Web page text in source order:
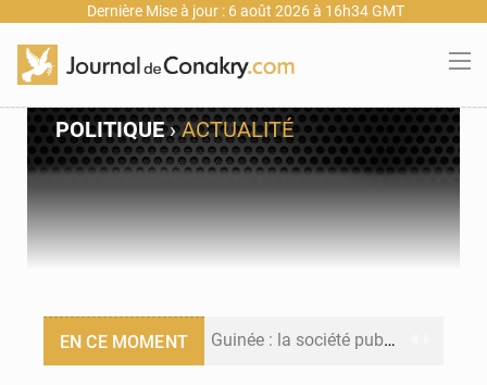
Dernière Mise à jour : 6 août 2026 à 16h34 GMT
POLITIQUE›ACTUALITÉ
EN CE MOMENT Guinée : la société publique Nimba Mining Company signe sa première convention minière